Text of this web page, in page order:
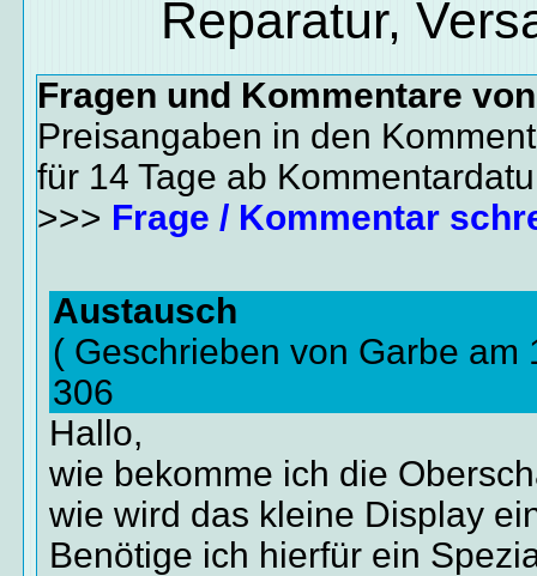
Reparatur,
Fragen und Kommentare
Preisangaben in den
für 14 Tage ab
>>> Frage / Kommentar
Austausch
( Geschrieben von Garbe am
306
Hallo,
wie bekomme ich die
wie wird das kleine Display
Benötige ich hierfür ein